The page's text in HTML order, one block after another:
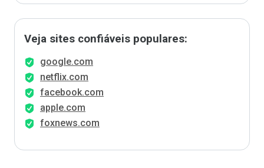
Veja sites confiáveis populares:
google.com
netflix.com
facebook.com
apple.com
foxnews.com